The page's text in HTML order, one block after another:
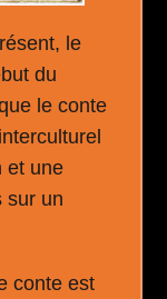
le
du
le conte
et une
sur un
conte est